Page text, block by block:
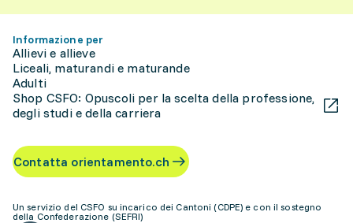
Informazione per
Allievi e allieve
Liceali, maturandi e maturande
Adulti
Shop CSFO: Opuscoli per la scelta della professione,
degli studi e della carriera
Contatta orientamento.ch
Un servizio del CSFO su incarico dei Cantoni (CDPE) e con il sostegno
della Confederazione (SEFRI)